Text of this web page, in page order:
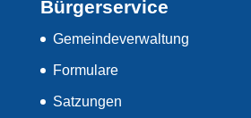
Bürgerservice
Gemeindeverwaltung
Formulare
Satzungen